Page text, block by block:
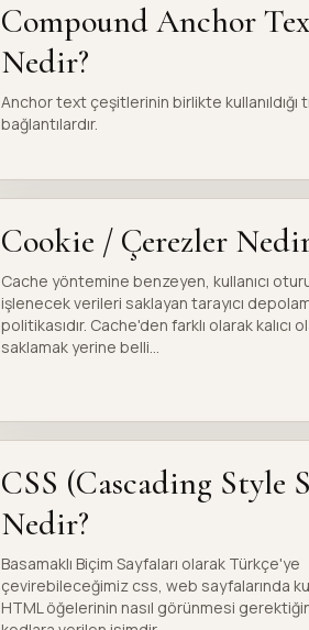
Compound Anchor
Nedir?
Anchor text çeşitlerinin birlikte kullanıldığı
bağlantılardır.
Cookie / Çerezler
Cache yöntemine benzeyen, kullanıcı
işlenecek verileri saklayan tarayıcı
politikasıdır. Cache'den farklı olarak kalıcı
saklamak yerine belli...
CSS (Cascading Style
Nedir?
Basamaklı Biçim Sayfaları olarak Türkçe'ye
çevirebileceğimiz css, web sayfalarında
HTML öğelerinin nasıl görünmesi